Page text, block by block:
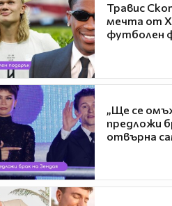
Травис
мечта от
футболен
„Ще се
предложи
отвърна